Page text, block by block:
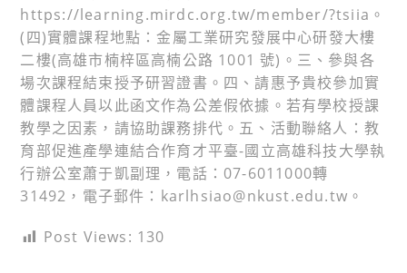
https://learning.mirdc.org.tw/member/?tsiia。
(四)實體課程地點：金屬工業研究發展中心研發大樓
二樓(高雄市楠梓區高楠公路 1001 號)。三、參與各
場次課程結束授予研習證書。四、請惠予貴校參加實
體課程人員以此函文作為公差假依據。若有學校授課
教學之因素，請協助課務排代。五、活動聯絡人：教
育部促進產學連結合作育才平臺-國立高雄科技大學執
行辦公室蕭于凱副理，電話：07-6011000轉
31492，電子郵件：karlhsiao@nkust.edu.tw。
Post Views: 130